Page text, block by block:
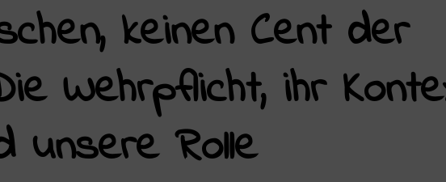
keinen Cent der
Wehrpflicht, ihr
unsere Rolle